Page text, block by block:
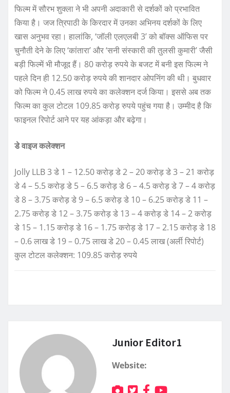
फिल्म में सौरभ शुक्ला ने भी अपनी अदाकारी से दर्शकों को प्रभावित
किया है। जज त्रिपाठी के किरदार में उनका अभिनय दर्शकों के लिए
खास अनुभव रहा। हालांकि, ‘जॉली एलएलबी 3’ को बॉक्स ऑफिस पर
चुनौती देने के लिए ‘कांतारा’ और ‘सनी संस्कारी की तुलसी कुमारी’ जैसी
बड़ी फिल्में भी मौजूद हैं। 80 करोड़ रुपये के बजट में बनी इस फिल्म ने
पहले दिन ही 12.50 करोड़ रुपये की शानदार ओपनिंग की थी। बुधवार
को फिल्म ने 0.45 लाख रुपये का कलेक्शन दर्ज किया। इससे अब तक
फिल्म का कुल टोटल 109.85 करोड़ रुपये पहुंच गया है। उम्मीद है कि
फाइनल रिपोर्ट आने पर यह आंकड़ा और बढ़ेगा।
डे वाइज कलेक्शन
Jolly LLB 3 डे 1 – 12.50 करोड़ डे 2 – 20 करोड़ डे 3 – 21 करोड़
डे 4 – 5.5 करोड़ डे 5 – 6.5 करोड़ डे 6 – 4.5 करोड़ डे 7 – 4 करोड़
डे 8 – 3.75 करोड़ डे 9 – 6.5 करोड़ डे 10 – 6.25 करोड़ डे 11 –
2.75 करोड़ डे 12 – 3.75 करोड़ डे 13 – 4 करोड़ डे 14 – 2 करोड़
डे 15 – 1.15 करोड़ डे 16 – 1.75 करोड़ डे 17 – 2.15 करोड़ डे 18
– 0.6 लाख डे 19 – 0.75 लाख डे 20 – 0.45 लाख (अर्ली रिपोर्ट)
कुल टोटल कलेक्शन: 109.85 करोड़ रुपये
Junior Editor1
Website: